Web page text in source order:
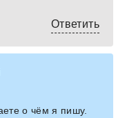
Ответить
о чём я пишу.